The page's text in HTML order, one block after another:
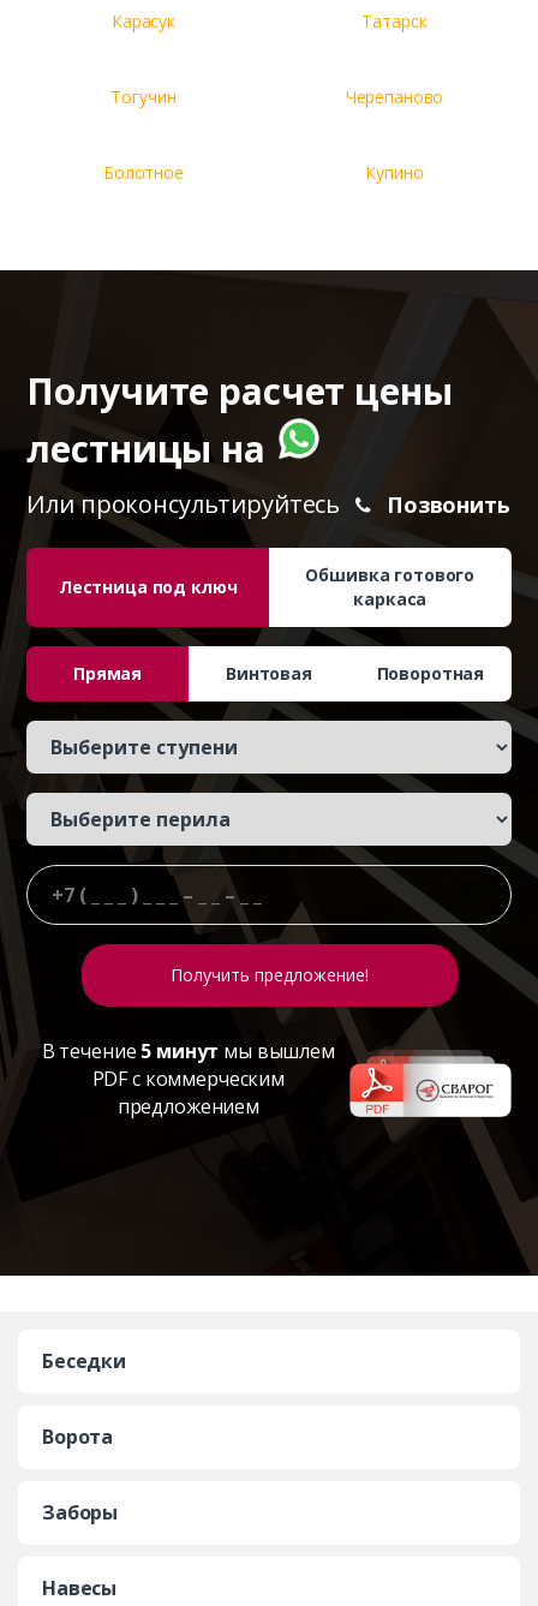
Карасук Татарск
Тогучин Черепаново
Болотное Купино
Получите расчет цены
лестницы на
Или проконсультируйтесь Позвонить
Лестница под ключ
Обшивка готового
каркаса
Прямая Винтовая Поворотная
В течение 5 минут мы вышлем
PDF с коммерческим
предложением
Беседки
Ворота
Заборы
Навесы